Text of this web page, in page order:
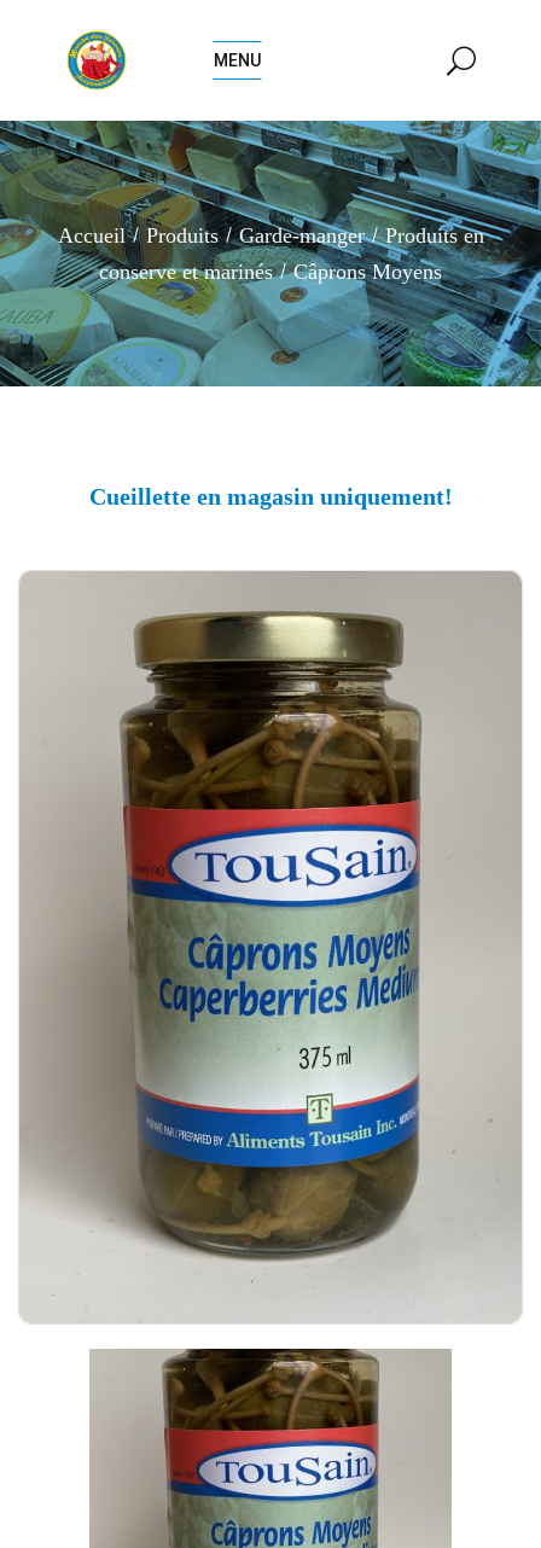
MENU
Accueil Produits Garde-manger
Produits en
conserve et marinés
Câprons Moyens
Cueillette en magasin uniquement!